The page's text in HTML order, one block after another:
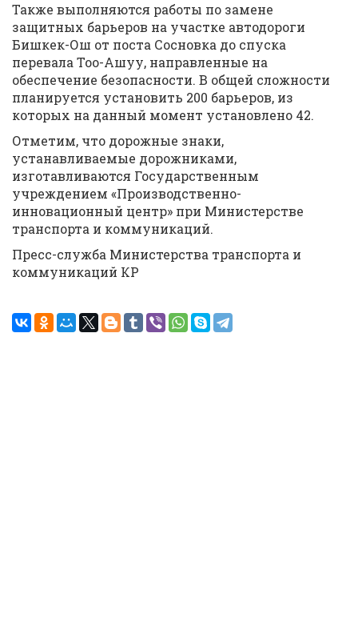
Также выполняются работы по замене
защитных барьеров на участке автодороги
Бишкек-Ош от поста Сосновка до спуска
перевала Тоо-Ашуу, направленные на
обеспечение безопасности. В общей сложности
планируется установить 200 барьеров, из
которых на данный момент установлено 42.
Отметим, что дорожные знаки,
устанавливаемые дорожниками,
изготавливаются Государственным
учреждением «Производственно-
инновационный центр» при Министерстве
транспорта и коммуникаций.
Пресс-служба Министерства транспорта и
коммуникаций КР